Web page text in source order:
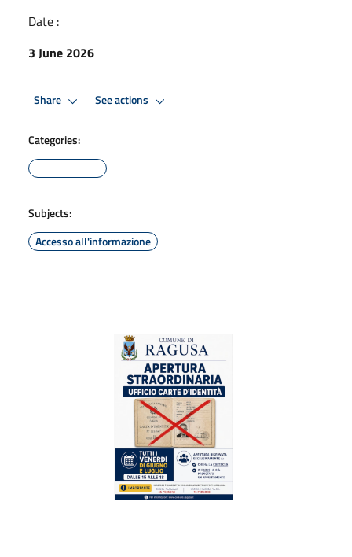
Date :
3 June 2026
Share See actions
Categories:
Subjects:
Accesso all'informazione